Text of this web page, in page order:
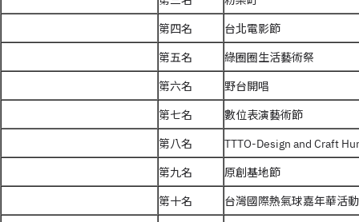
第四名
台北電影節
第五名
綠圈圈生活藝術祭
第六名
野台開唱
第七名
數位表演藝術節
第八名
TTTO-Design and Craft
第九名
原創基地節
第十名
台灣國際熱氣球嘉年華活動